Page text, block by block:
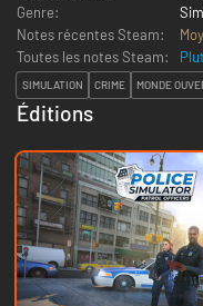
Genre:
Notes récentes Steam:
Toutes les notes Steam:
SIMULATION CRIME MONDE
Éditions